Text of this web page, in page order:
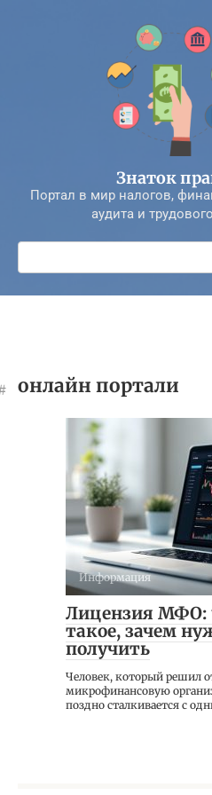
Знаток
Портал в мир налогов,
аудита и
Поиск:
онлайн портали
Информация
Лицензия МФО:
такое, зачем
получить
Человек, который решил
микрофинансовую
поздно сталкивается с